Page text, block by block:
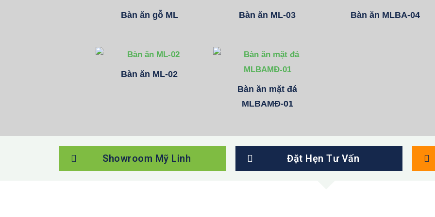
Bàn ăn gỗ ML Bàn ăn ML-03 Bàn ăn MLBA-04
Bàn ăn ML-02
Bàn ăn mặt đá
MLBAMĐ-01
Showroom Mỹ Linh Đặt Hẹn Tư Vấn